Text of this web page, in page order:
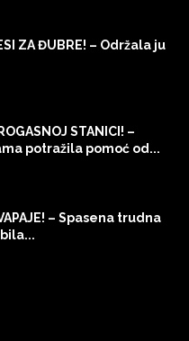
ZA ĐUBRE! – Održala ju
STANICI! –
potražila pomoć od...
– Spasena trudna